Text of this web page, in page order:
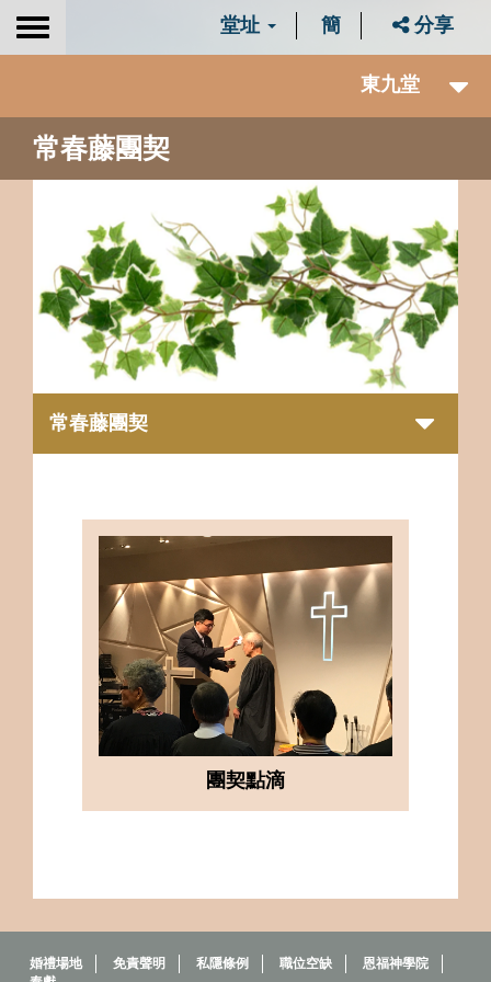
Toggle
堂址 簡 分享
東九堂
常春藤團契
常春藤團契
團契點滴
婚禮場地 免責聲明 私隱條例 職位空缺
恩福神學院